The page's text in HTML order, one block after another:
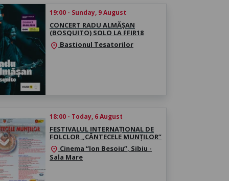
19:00 - Sunday, 9 August
CONCERT RADU ALMĂȘAN
(BOSQUITO) SOLO LA FFIR18
location_on Bastionul Tesatorilor
18:00 - Today, 6 August
FESTIVALUL INTERNAȚIONAL DE
FOLCLOR „CÂNTECELE MUNȚILOR”
location_on Cinema “Ion Besoiu”, Sibiu -
Sala Mare